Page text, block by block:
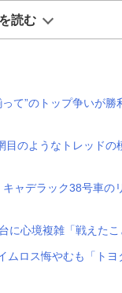
読む
て”のトップ争いが勝
のようなトレッド
ャデラック38号車の
心境複雑「戦えたこ
ロス悔やむも「ト